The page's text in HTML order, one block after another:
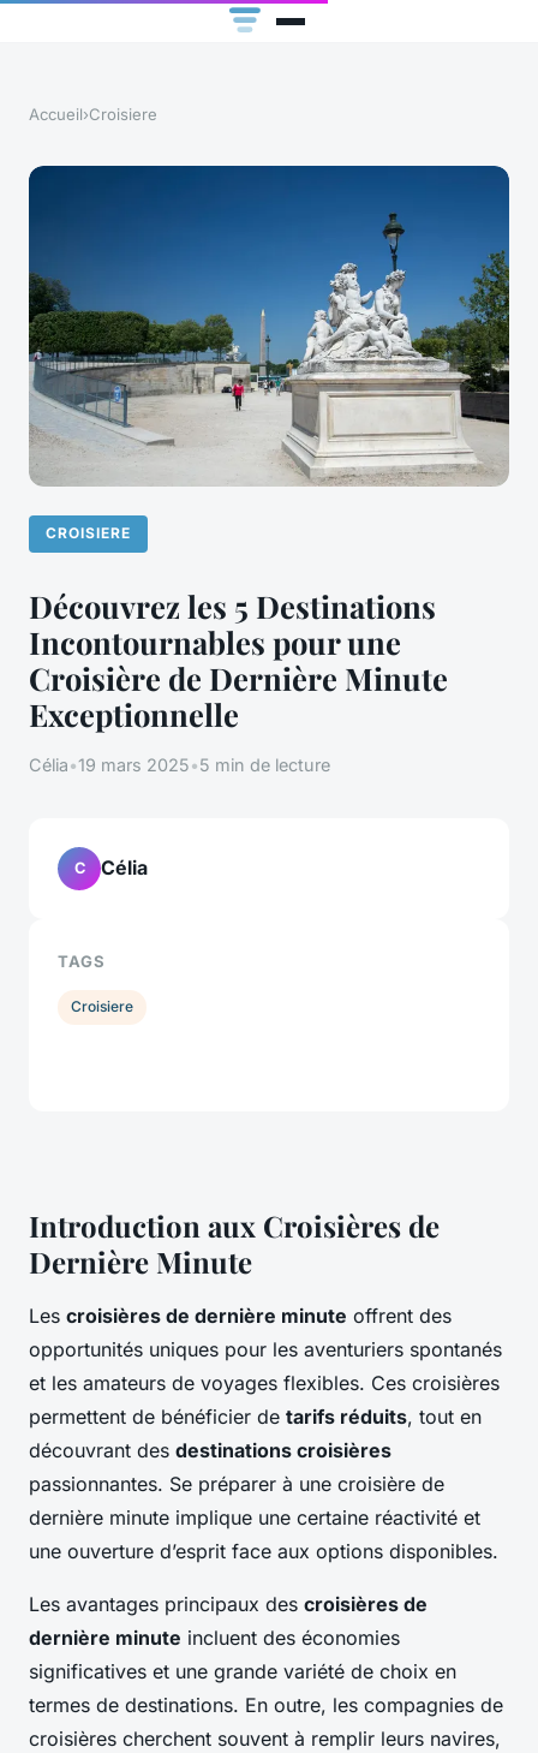
Accueil›Croisiere
CROISIERE
Découvrez les 5 Destinations
Incontournables pour une
Croisière de Dernière Minute
Exceptionnelle
Célia•19 mars 2025•5 min de lecture
Introduction aux Croisières de
Dernière Minute
Les croisières de dernière minute offrent des
opportunités uniques pour les aventuriers spontanés
et les amateurs de voyages flexibles. Ces croisières
permettent de bénéficier de tarifs réduits, tout en
découvrant des destinations croisières
passionnantes. Se préparer à une croisière de
dernière minute implique une certaine réactivité et
une ouverture d’esprit face aux options disponibles.
Les avantages principaux des croisières de
dernière minute incluent des économies
significatives et une grande variété de choix en
termes de destinations. En outre, les compagnies de
croisières cherchent souvent à remplir leurs navires,
C Célia
TAGS
Croisiere